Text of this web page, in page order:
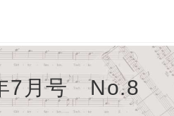
7月号 No.8